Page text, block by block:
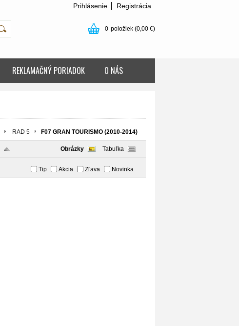
Prihlásenie Registrácia
0 položiek (0,00 €)
REKLAMAČNÝ PORIADOK O NÁS
RAD 5 F07 GRAN TOURISMO (2010-2014)
Obrázky Tabuľka
Tip Akcia Zľava Novinka